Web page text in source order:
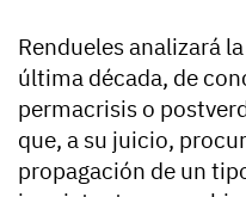
Rendueles analizará
última década, de
permacrisis o
que, a su juicio,
propagación de un